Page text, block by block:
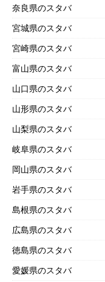
奈良県のスタバ
宮城県のスタバ
宮崎県のスタバ
富山県のスタバ
山口県のスタバ
山形県のスタバ
山梨県のスタバ
岐阜県のスタバ
岡山県のスタバ
岩手県のスタバ
島根県のスタバ
広島県のスタバ
徳島県のスタバ
愛媛県のスタバ